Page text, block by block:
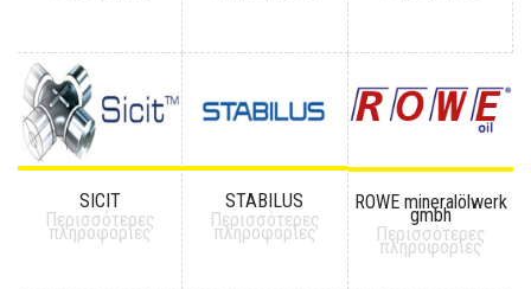
SICIT
Περισσότερες
πληροφορίες
STABILUS
Περισσότερες
πληροφορίες
ROWE mineralölwerk
gmbh
Περισσότερες
πληροφορίες